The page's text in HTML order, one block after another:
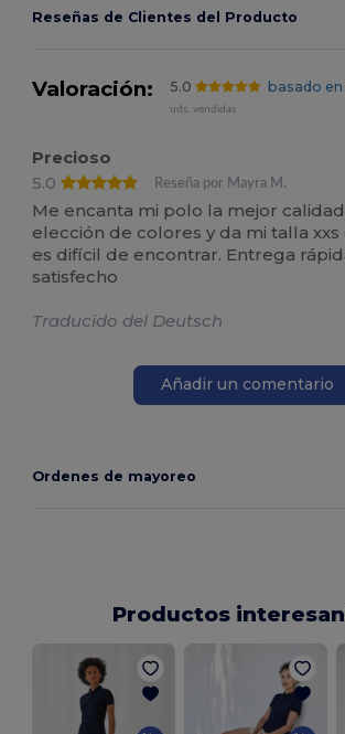
Reseñas de Clientes del Producto
Valoración: 5.0 basado en
uds. vendidas
Precioso
5.0
Reseña por Mayra M.
Me encanta mi polo la mejor
elección de colores y da mi talla xxs
es difícil de encontrar. Entrega
satisfecho
Traducido del Deutsch
Añadir un comentario
Ordenes de mayoreo
Productos